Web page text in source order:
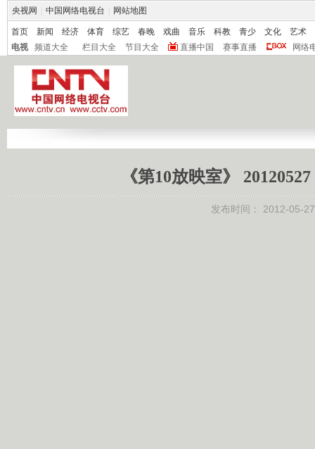
央视网 中国网络电视台 网站地图
首页 新闻 经济 体育 综艺 春晚 戏曲 音乐 科教 青少 文化
艺术
电视
频道大全 栏目大全 节目大全 直播中国 赛事直播 网络
《第10放映室》
发布时间： 2012-05-